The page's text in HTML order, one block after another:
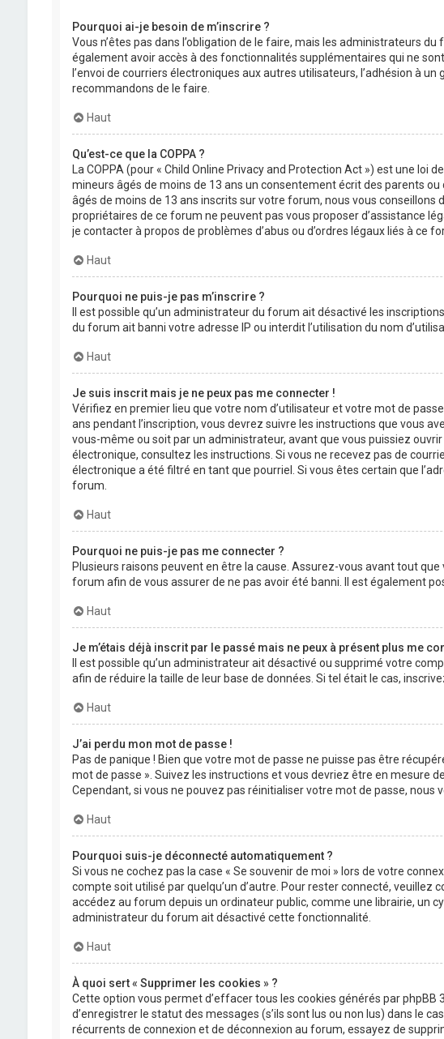
Pourquoi ai-je besoin de m’inscrire ?
Vous n’êtes pas dans l’obligation de le faire, mais les administrateurs
également avoir accès à des fonctionnalités supplémentaires qui ne
l’envoi de courriers électroniques aux autres utilisateurs, l’adhésion à
recommandons de le faire.
Haut
Qu’est-ce que la COPPA ?
La COPPA (pour « Child Online Privacy and Protection Act ») est une
mineurs âgés de moins de 13 ans un consentement écrit des parents
âgés de moins de 13 ans inscrits sur votre forum, nous vous
propriétaires de ce forum ne peuvent pas vous proposer d’assistance
je contacter à propos de problèmes d’abus ou d’ordres légaux liés à ce
Haut
Pourquoi ne puis-je pas m’inscrire ?
Il est possible qu’un administrateur du forum ait désactivé les
du forum ait banni votre adresse IP ou interdit l’utilisation du nom
Haut
Je suis inscrit mais je ne peux pas me connecter !
Vérifiez en premier lieu que votre nom d’utilisateur et votre mot de
ans pendant l’inscription, vous devrez suivre les instructions que vous
vous-même ou soit par un administrateur, avant que vous puissiez
électronique, consultez les instructions. Si vous ne recevez pas de
électronique a été filtré en tant que pourriel. Si vous êtes certain que
forum.
Haut
Pourquoi ne puis-je pas me connecter ?
Plusieurs raisons peuvent en être la cause. Assurez-vous avant tout
forum afin de vous assurer de ne pas avoir été banni. Il est également
Haut
Je m’étais déjà inscrit par le passé mais ne peux à présent plus me
Il est possible qu’un administrateur ait désactivé ou supprimé votre
afin de réduire la taille de leur base de données. Si tel était le cas,
Haut
J’ai perdu mon mot de passe !
Pas de panique ! Bien que votre mot de passe ne puisse pas être
mot de passe ». Suivez les instructions et vous devriez être en mesure
Cependant, si vous ne pouvez pas réinitialiser votre mot de passe,
Haut
Pourquoi suis-je déconnecté automatiquement ?
Si vous ne cochez pas la case « Se souvenir de moi » lors de votre
compte soit utilisé par quelqu’un d’autre. Pour rester connecté, veuillez
accédez au forum depuis un ordinateur public, comme une librairie, un
administrateur du forum ait désactivé cette fonctionnalité.
Haut
À quoi sert « Supprimer les cookies » ?
Cette option vous permet d’effacer tous les cookies générés par
d’enregistrer le statut des messages (s’ils sont lus ou non lus) dans le
récurrents de connexion et de déconnexion au forum, essayez de